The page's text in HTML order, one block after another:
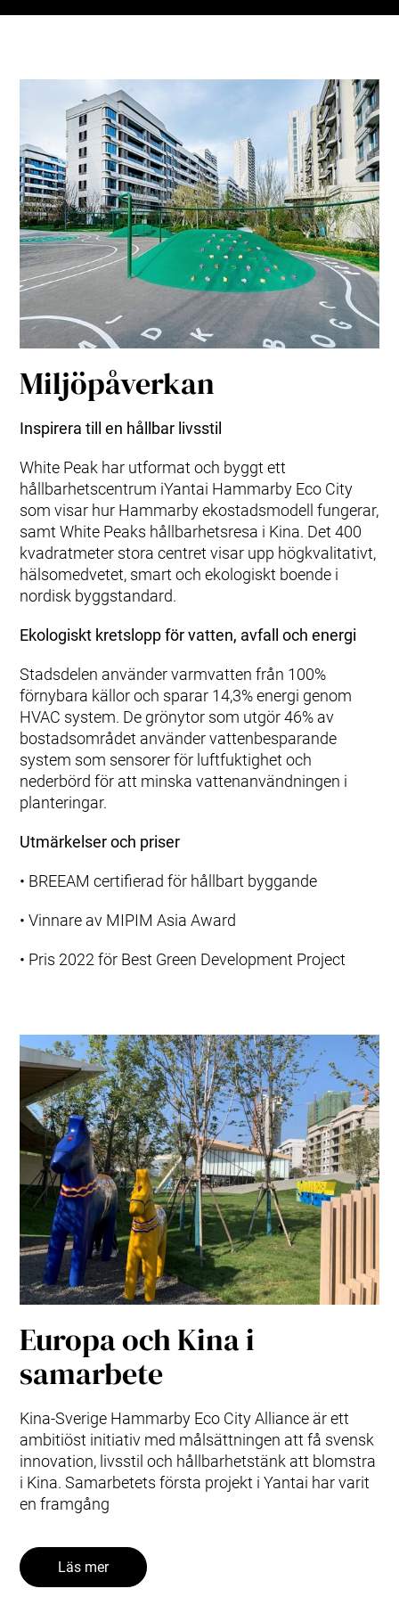
Miljöpåverkan
Inspirera till en hållbar livsstil
White Peak har utformat och byggt ett
hållbarhetscentrum iYantai Hammarby Eco City
som visar hur Hammarby ekostadsmodell fungerar,
samt White Peaks hållbarhetsresa i Kina. Det 400
kvadratmeter stora centret visar upp högkvalitativt,
hälsomedvetet, smart och ekologiskt boende i
nordisk byggstandard.
Ekologiskt kretslopp för vatten, avfall och energi
Stadsdelen använder varmvatten från 100%
förnybara källor och sparar 14,3% energi genom
HVAC system. De grönytor som utgör 46% av
bostadsområdet använder vattenbesparande
system som sensorer för luftfuktighet och
nederbörd för att minska vattenanvändningen i
planteringar.
Utmärkelser och priser
• BREEAM certifierad för hållbart byggande
• Vinnare av MIPIM Asia Award
• Pris 2022 för Best Green Development Project
Europa och Kina i
samarbete
Kina-Sverige Hammarby Eco City Alliance är ett
ambitiöst initiativ med målsättningen att få svensk
innovation, livsstil och hållbarhetstänk att blomstra
i Kina. Samarbetets första projekt i Yantai har varit
en framgång
Läs mer